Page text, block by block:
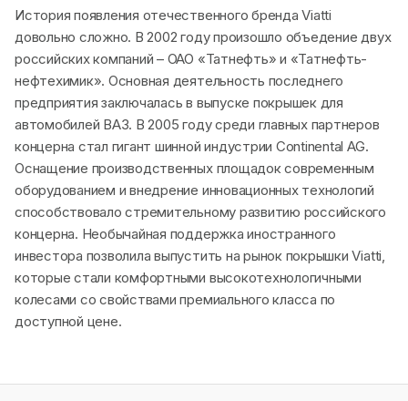
История появления отечественного бренда Viatti
довольно сложно. В 2002 году произошло объедение двух
российских компаний – ОАО «Татнефть» и «Татнефть-
нефтехимик». Основная деятельность последнего
предприятия заключалась в выпуске покрышек для
автомобилей ВАЗ. В 2005 году среди главных партнеров
концерна стал гигант шинной индустрии Continental AG.
Оснащение производственных площадок современным
оборудованием и внедрение инновационных технологий
способствовало стремительному развитию российского
концерна. Необычайная поддержка иностранного
инвестора позволила выпустить на рынок покрышки Viatti,
которые стали комфортными высокотехнологичными
колесами со свойствами премиального класса по
доступной цене.